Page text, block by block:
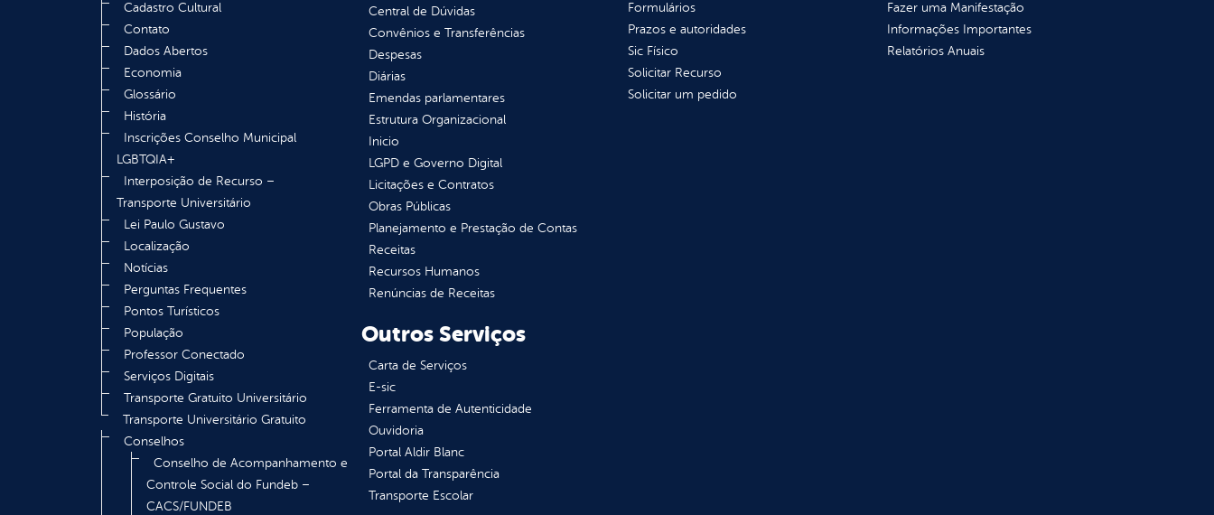
Cadastro Cultural
Contato
Dados Abertos
Economia
Glossário
História
Inscrições Conselho Municipal
LGBTQIA+
Interposição de Recurso –
Transporte Universitário
Lei Paulo Gustavo
Localização
Notícias
Perguntas Frequentes
Pontos Turísticos
População
Professor Conectado
Serviços Digitais
Transporte Gratuito Universitário
Transporte Universitário Gratuito
Conselhos
Conselho de Acompanhamento e
Controle Social do Fundeb –
CACS/FUNDEB
Central de Dúvidas
Convênios e Transferências
Despesas
Diárias
Emendas parlamentares
Estrutura Organizacional
Inicio
LGPD e Governo Digital
Licitações e Contratos
Obras Públicas
Planejamento e Prestação de Contas
Receitas
Recursos Humanos
Renúncias de Receitas
Formulários
Prazos e autoridades
Sic Físico
Solicitar Recurso
Solicitar um pedido
Fazer uma Manifestação
Informações Importantes
Relatórios Anuais
Outros Serviços
Carta de Serviços
E-sic
Ferramenta de Autenticidade
Ouvidoria
Portal Aldir Blanc
Portal da Transparência
Transporte Escolar